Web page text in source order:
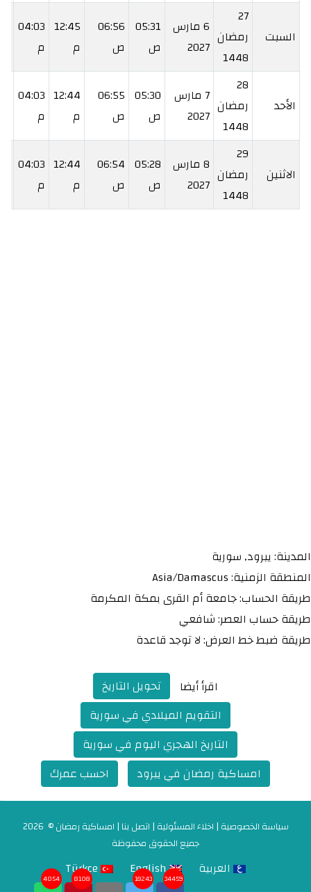
السبت
27
رمضان
1448
6 مارس
2027
05:31
ص
06:56
ص
12:45
م
04:03
م
الأحد
28
رمضان
1448
7 مارس
2027
05:30
ص
06:55
ص
12:44
م
04:03
م
الاثنين
29
رمضان
1448
8 مارس
2027
05:28
ص
06:54
ص
12:44
م
04:03
م
المدينة: يبرود, سورية
المنطقة الزمنية: Asia/Damascus
طريقة الحساب: جامعة أم القرى بمكة المكرمة
طريقة حساب العصر: شافعي
طريقة ضبط خط العرض: لا توجد قاعدة
اقرأ أيضا
تحويل التاريخ
التقويم الميلادي في سورية
التاريخ الهجري اليوم في سورية
امساكية رمضان في يبرود
احسب عمرك
سياسة الخصوصية | اخلاء المسئولية | اتصل بنا | امساكية رمضان
© 2026
جميع الحقوق محفوظة
العربية English
34459
18243
8108
4054